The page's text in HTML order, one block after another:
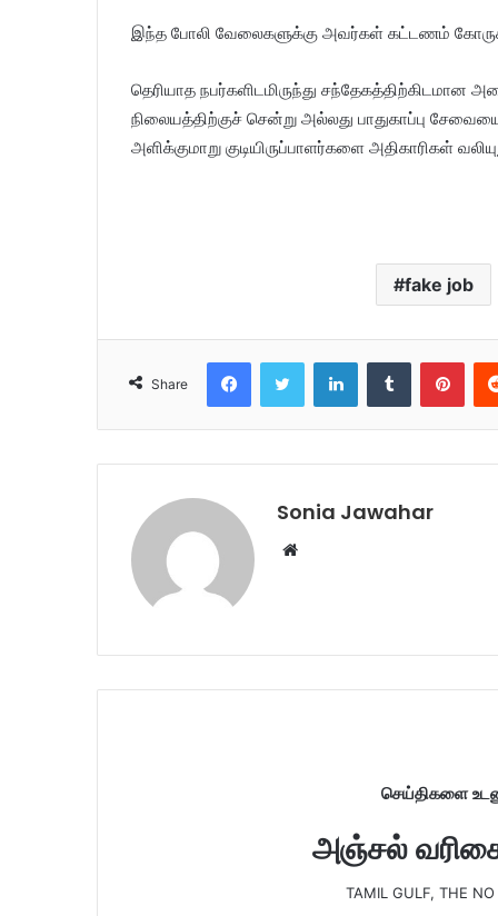
இந்த போலி வேலைகளுக்கு அவர்கள் கட்டணம்
தெரியாத நபர்களிடமிருந்து சந்தேகத்திற்கிடமான
நிலையத்திற்குச் சென்று அல்லது பாதுகாப்பு
அளிக்குமாறு குடியிருப்பாளர்களை அதிகாரிகள்
fake job
Share
Sonia Jawahar
i
செய்திகளை
அஞ்சல்
TAMIL GULF, THE